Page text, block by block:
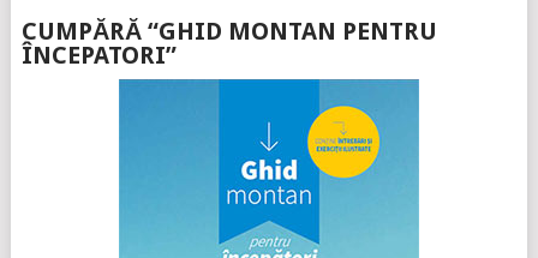
CUMPĂRĂ “GHID MONTAN PENTRU
ÎNCEPATORI”